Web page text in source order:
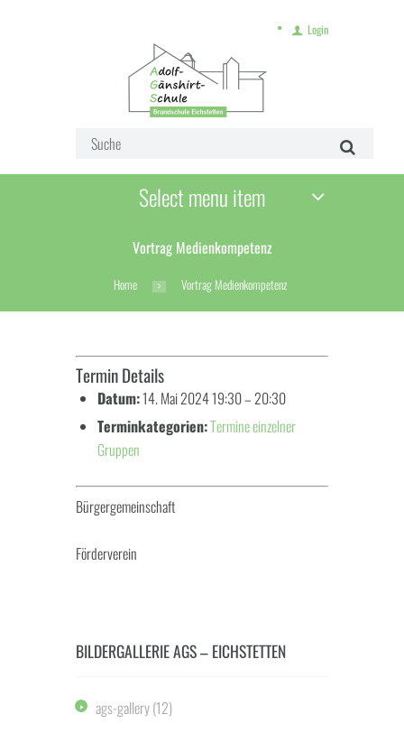
Login
Select menu item
Vortrag Medienkompetenz
Home Vortrag Medienkompetenz
Termin Details
Datum:14. Mai 2024 19:30–20:30
Terminkategorien:Termine einzelner
Gruppen
Bürgergemeinschaft
Förderverein
BILDERGALLERIE AGS – EICHSTETTEN
ags-gallery(12)